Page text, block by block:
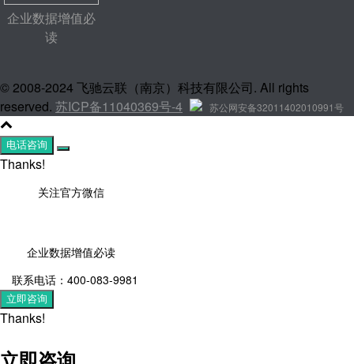
企业数据增值必
读
© 2008-2024 飞驰云联（南京）科技有限公司. All rights
reserved. 苏ICP备11040369号-4 苏公网安备32011402010991号
电话咨询
Thanks!
关注官方微信
企业数据增值必读
联系电话：400-083-9981
立即咨询
Thanks!